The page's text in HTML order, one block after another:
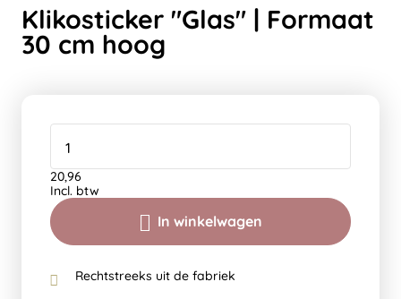
Klikosticker "Glas" | Formaat
30 cm hoog
In winkelwagen
20,96
Incl. btw
Rechtstreeks uit de fabriek